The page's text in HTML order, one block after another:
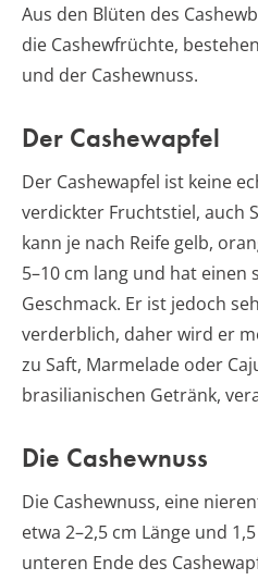
Aus den Blüten des
die Cashewfrüchte,
und der Cashewnuss.
Der Cashewapfel
Der Cashewapfel ist keine
verdickter Fruchtstiel, auch
kann je nach Reife gelb,
5–10 cm lang und hat einen
Geschmack. Er ist jedoch
verderblich, daher wird er
zu Saft, Marmelade oder
brasilianischen Getränk,
Die Cashewnuss
Die Cashewnuss, eine
etwa 2–2,5 cm Länge und
unteren Ende des